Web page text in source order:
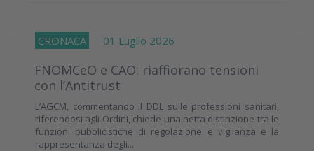
CRONACA 01 Luglio 2026
FNOMCeO e CAO: riaffiorano tensioni
con l’Antitrust
L’AGCM, commentando il DDL sulle professioni sanitari,
riferendosi agli Ordini, chiede una netta distinzione tra le
funzioni pubblicistiche di regolazione e vigilanza e la
rappresentanza degli...